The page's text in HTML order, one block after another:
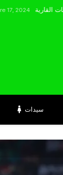
سيدات